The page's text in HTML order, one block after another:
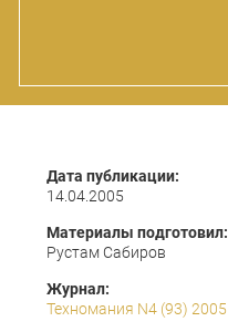
Дата публикации:
14.04.2005
Материалы подготовил:
Рустам Сабиров
Журнал:
Техномания N4 (93) 2005